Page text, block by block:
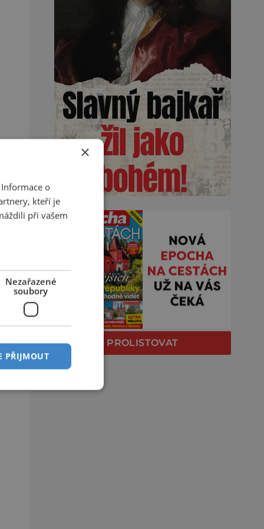
PROLISTOVAT
×
o
kteří je
při vašem
Nezařazené
soubory
PŘIJMOUT